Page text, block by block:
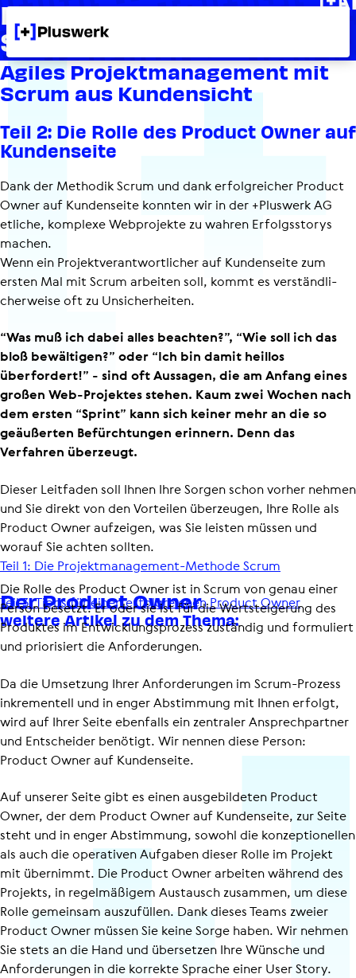
Projekt­ma­nage­ment mit
Scrum Teil 2
Agiles Projekt­ma­nage­ment mit
Scrum aus Kunden­sicht
Teil 2: Die Rolle des Product Owner auf
Kunden­seite
Dank der Methodik Scrum und dank erfolgreicher Product
Owner auf Kundenseite konnten wir in der +Pluswerk AG
etliche, komplexe Webprojekte zu wahren Erfolgsstorys
machen.
Wenn ein Projekt­ver­ant­wort­li­cher auf Kundenseite zum
ersten Mal mit Scrum arbeiten soll, kommt es verständ­li­
cher­weise oft zu Unsicherheiten.
“Was muß ich dabei alles beachten?”, “Wie soll ich das
bloß bewältigen?” oder “Ich bin damit heillos
überfordert!” - sind oft Aussagen, die am Anfang eines
großen Web-Projektes stehen. Kaum zwei Wochen nach
dem ersten “Sprint” kann sich keiner mehr an die so
geäußerten Befürchtungen erinnern. Denn das
Verfahren überzeugt.
Dieser Leitfaden soll Ihnen Ihre Sorgen schon vorher nehmen
und Sie direkt von den Vorteilen überzeugen, Ihre Rolle als
Product Owner aufzeigen, was Sie leisten müssen und
worauf Sie achten sollten.
Teil 1: Die Projekt­ma­nage­ment-​​Methode Scrum
Teil 3: Tipps für einen erfolgreichen Product Owner
weitere Artikel zu dem Thema:
Der Product Owner
Die Rolle des Product Owner ist in Scrum von genau einer
Person besetzt. Er oder sie ist für die Wertsteigerung des
Produktes im Entwick­lungs­pro­zess zuständig und formuliert
und priorisiert die Anforderungen.
Da die Umsetzung Ihrer Anforderungen im Scrum-Prozess
inkrementell und in enger Abstimmung mit Ihnen erfolgt,
wird auf Ihrer Seite ebenfalls ein zentraler Ansprech­partner
und Entscheider benötigt. Wir nennen diese Person:
Product Owner auf Kundenseite.
Auf unserer Seite gibt es einen ausgebildeten Product
Owner, der dem Product Owner auf Kundenseite, zur Seite
steht und in enger Abstimmung, sowohl die konzep­tio­nellen
als auch die operativen Aufgaben dieser Rolle im Projekt
mit übernimmt. Die Product Owner arbeiten während des
Projekts, in regelmäßigem Austausch zusammen, um diese
Rolle gemeinsam auszufüllen. Dank dieses Teams zweier
Product Owner müssen Sie keine Sorge haben. Wir nehmen
Sie stets an die Hand und übersetzen Ihre Wünsche und
Anforderungen in die korrekte Sprache einer User Story.